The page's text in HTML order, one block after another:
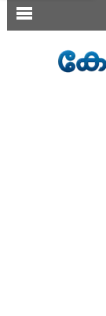
SECTIONS